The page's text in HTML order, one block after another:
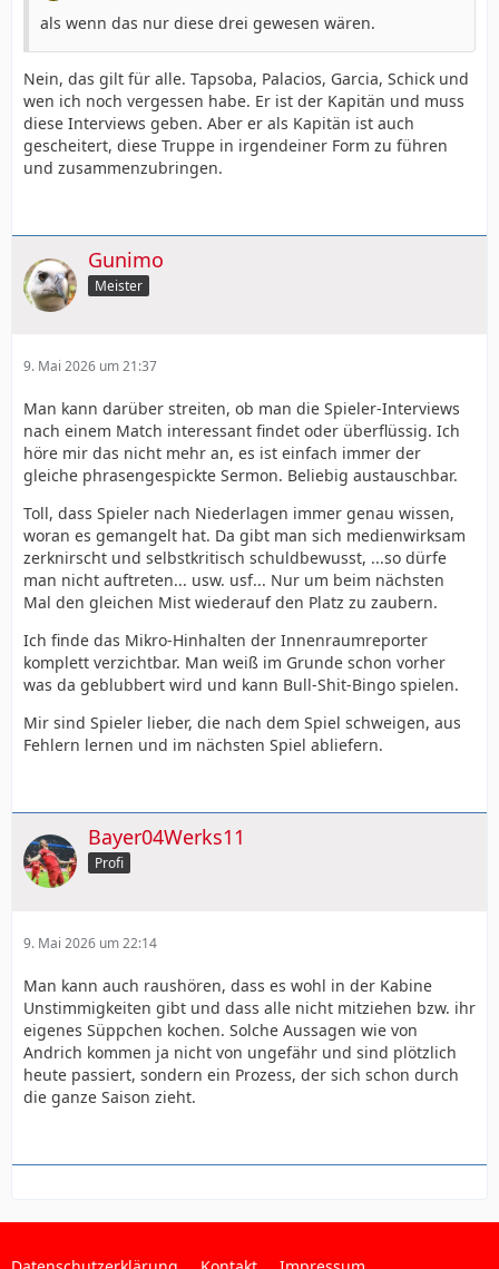
als wenn das nur diese drei gewesen wären.
Nein, das gilt für alle. Tapsoba, Palacios, Garcia, Schick und
wen ich noch vergessen habe. Er ist der Kapitän und muss
diese Interviews geben. Aber er als Kapitän ist auch
gescheitert, diese Truppe in irgendeiner Form zu führen
und zusammenzubringen.
Gunimo
Meister
9. Mai 2026 um 21:37
Man kann darüber streiten, ob man die Spieler-Interviews
nach einem Match interessant findet oder überflüssig. Ich
höre mir das nicht mehr an, es ist einfach immer der
gleiche phrasengespickte Sermon. Beliebig austauschbar.
Toll, dass Spieler nach Niederlagen immer genau wissen,
woran es gemangelt hat. Da gibt man sich medienwirksam
zerknirscht und selbstkritisch schuldbewusst, ...so dürfe
man nicht auftreten... usw. usf... Nur um beim nächsten
Mal den gleichen Mist wiederauf den Platz zu zaubern.
Ich finde das Mikro-Hinhalten der Innenraumreporter
komplett verzichtbar. Man weiß im Grunde schon vorher
was da geblubbert wird und kann Bull-Shit-Bingo spielen.
Mir sind Spieler lieber, die nach dem Spiel schweigen, aus
Fehlern lernen und im nächsten Spiel abliefern.
Bayer04Werks11
Profi
9. Mai 2026 um 22:14
Man kann auch raushören, dass es wohl in der Kabine
Unstimmigkeiten gibt und dass alle nicht mitziehen bzw. ihr
eigenes Süppchen kochen. Solche Aussagen wie von
Andrich kommen ja nicht von ungefähr und sind plötzlich
heute passiert, sondern ein Prozess, der sich schon durch
die ganze Saison zieht.